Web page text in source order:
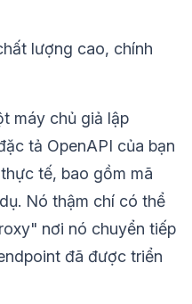
lượng cao, chính
máy chủ giả lập
tả OpenAPI của bạn
tế, bao gồm mã
Nó thậm chí có thể
nơi nó chuyển tiếp
đã được triển